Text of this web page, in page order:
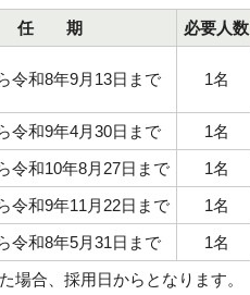
任 期
必要人数
令和8年9月13日まで 1名
令和9年4月30日まで
1名
令和10年8月27日まで
1名
令和9年11月22日まで
1名
令和8年5月31日まで
1名
合、採用日からとなります。